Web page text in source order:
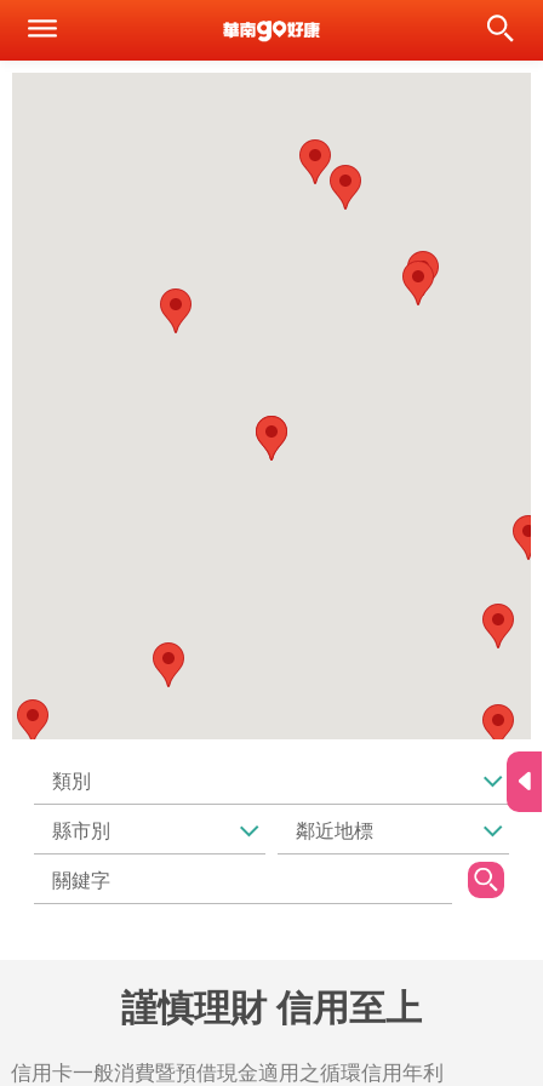
謹慎理財 信用至上
信用卡一般消費暨預借現金適用之循環信用年利